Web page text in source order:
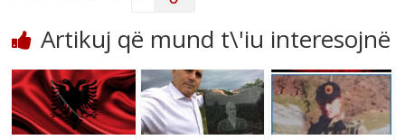
Artikuj që mund t\'iu interesojnë